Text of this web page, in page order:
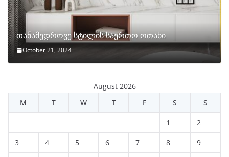
თანამედროვე სტილის საერთო ოთახი
October 21, 2024
August 2026
M
T W T F S S
1 2
3 4 5 6 7 8 9